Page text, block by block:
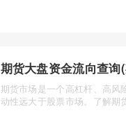
期货市场是一个高杠杆、高风
动性远大于股票市场。了解期